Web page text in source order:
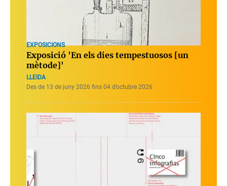
EXPOSICIONS
Exposició 'En els dies tempestuosos [un
mètode]'
LLEIDA
Des de 13 de juny 2026 fins 04 d’octubre 2026